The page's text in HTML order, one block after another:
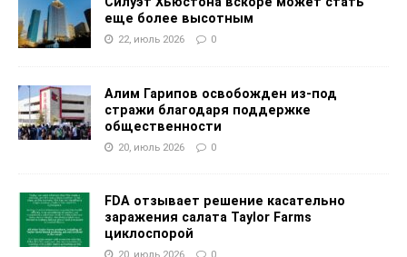
еще более высотным
22, июль 2026 0
Алим Гарипов освобожден из-под
стражи благодаря поддержке
общественности
20, июль 2026 0
FDA отзывает решение касательно
заражения салата Taylor Farms
циклоспорой
20, июль 2026 0